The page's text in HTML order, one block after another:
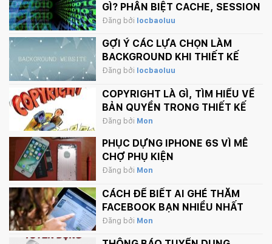
GÌ? PHÂN BIỆT CACHE, SESSION
VÀ COOKIE
Đăng bởi locbaoluu
GỢI Ý CÁC LỰA CHỌN LÀM
BACKGROUND KHI THIẾT KẾ
WEBSITE
Đăng bởi locbaoluu
COPYRIGHT LÀ GÌ, TÌM HIỂU VỀ
BẢN QUYỀN TRONG THIẾT KẾ
Đăng bởi Mon
PHỤC DỰNG IPHONE 6S VÌ MÊ
CHỢ PHỤ KIỆN
Đăng bởi Mon
CÁCH ĐỂ BIẾT AI GHÉ THĂM
FACEBOOK BẠN NHIỀU NHẤT
Đăng bởi Mon